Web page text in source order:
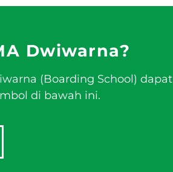
Dwiwarna?
(Boarding School) dapat
di bawah ini.